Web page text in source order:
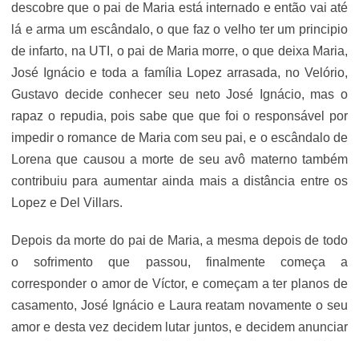
descobre que o pai de Maria está internado e então vai até
lá e arma um escândalo, o que faz o velho ter um principio
de infarto, na UTI, o pai de Maria morre, o que deixa Maria,
José Ignácio e toda a família Lopez arrasada, no Velório,
Gustavo decide conhecer seu neto José Ignácio, mas o
rapaz o repudia, pois sabe que que foi o responsável por
impedir o romance de Maria com seu pai, e o escândalo de
Lorena que causou a morte de seu avô materno também
contribuiu para aumentar ainda mais a distância entre os
Lopez e Del Villars.
Depois da morte do pai de Maria, a mesma depois de todo
o sofrimento que passou, finalmente começa a
corresponder o amor de Víctor, e começam a ter planos de
casamento, José Ignácio e Laura reatam novamente o seu
amor e desta vez decidem lutar juntos, e decidem anunciar